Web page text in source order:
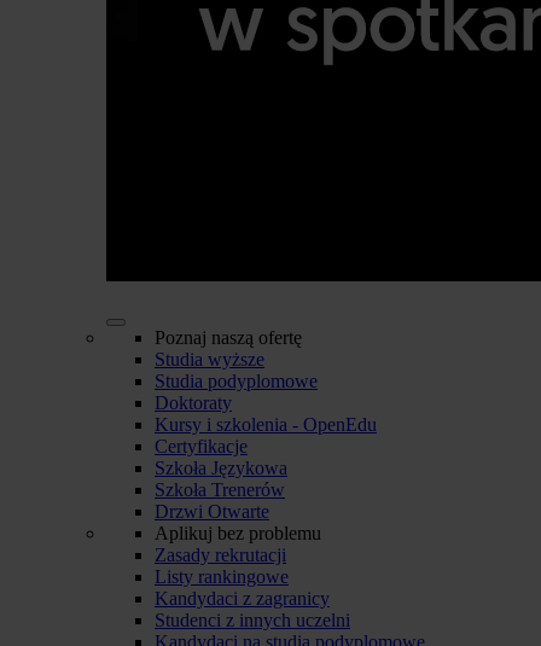
Poznaj naszą ofertę
Studia wyższe
Studia podyplomowe
Doktoraty
Kursy i szkolenia - OpenEdu
Certyfikacje
Szkoła Językowa
Szkoła Trenerów
Drzwi Otwarte
Aplikuj bez problemu
Zasady rekrutacji
Listy rankingowe
Kandydaci z zagranicy
Studenci z innych uczelni